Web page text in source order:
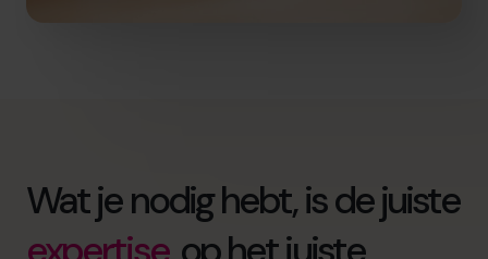
Wat je nodig hebt, is de juiste